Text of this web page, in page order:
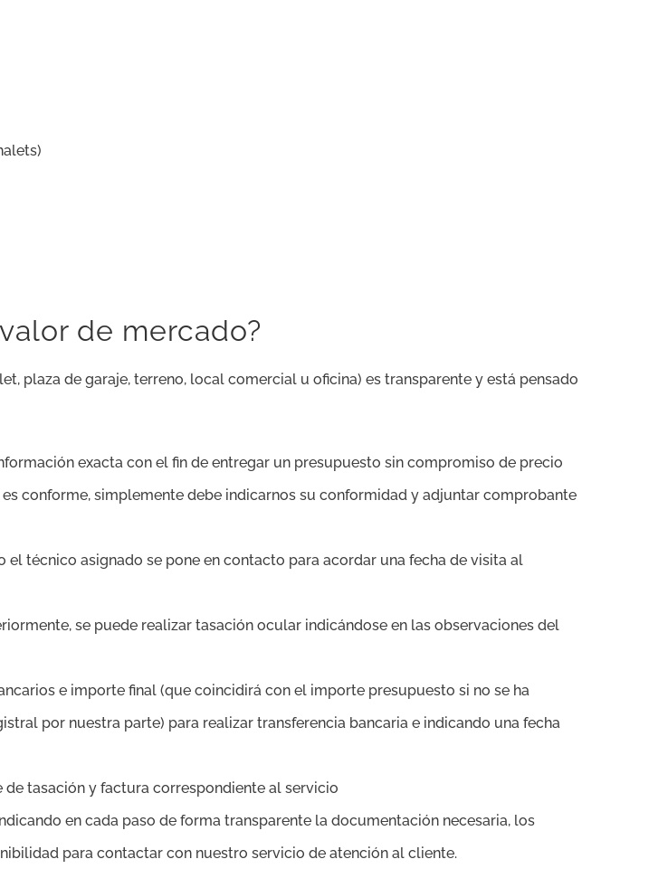
de mercado?
plaza de garaje, terreno, local comercial u oficina) es transparente y está pensado
exacta con el fin de entregar un presupuesto sin compromiso de precio
conforme, simplemente debe indicarnos su conformidad y adjuntar comprobante
técnico asignado se pone en contacto para acordar una fecha de visita al
se puede realizar tasación ocular indicándose en las observaciones del
e importe final (que coincidirá con el importe presupuesto si no se ha
por nuestra parte) para realizar transferencia bancaria e indicando una fecha
tasación y factura correspondiente al servicio
en cada paso de forma transparente la documentación necesaria, los
para contactar con nuestro servicio de atención al cliente.